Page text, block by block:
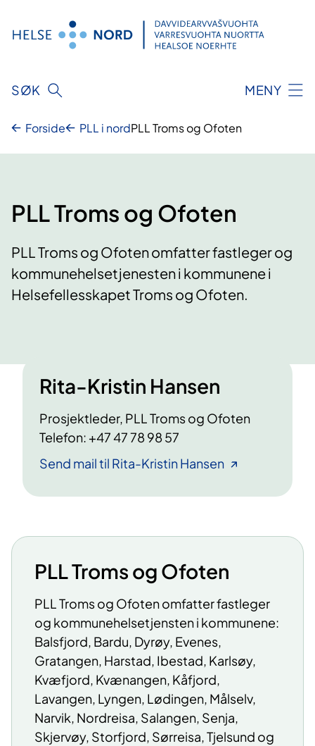
innhold
SØK MENY
Forside PLL i nordPLL Troms og Ofoten
PLL Troms og Ofoten
PLL Troms og Ofoten omfatter fastleger og
kommunehelsetjenesten i kommunene i
Helsefellesskapet Troms og Ofoten.
Rita-Kristin Hansen
Prosjektleder, PLL Troms og Ofoten
Telefon: +47 47 78 98 57
Send mail til Rita-Kristin Hansen
PLL Troms og Ofoten
PLL Troms og Ofoten omfatter fastleger
og kommunehelsetjensten i kommunene:
Balsfjord, Bardu, Dyrøy, Evenes,
Gratangen, Harstad, Ibestad, Karlsøy,
Kvæfjord, Kvænangen, Kåfjord,
Lavangen, Lyngen, Lødingen, Målselv,
Narvik, Nordreisa, Salangen, Senja,
Skjervøy, Storfjord, Sørreisa, Tjelsund og